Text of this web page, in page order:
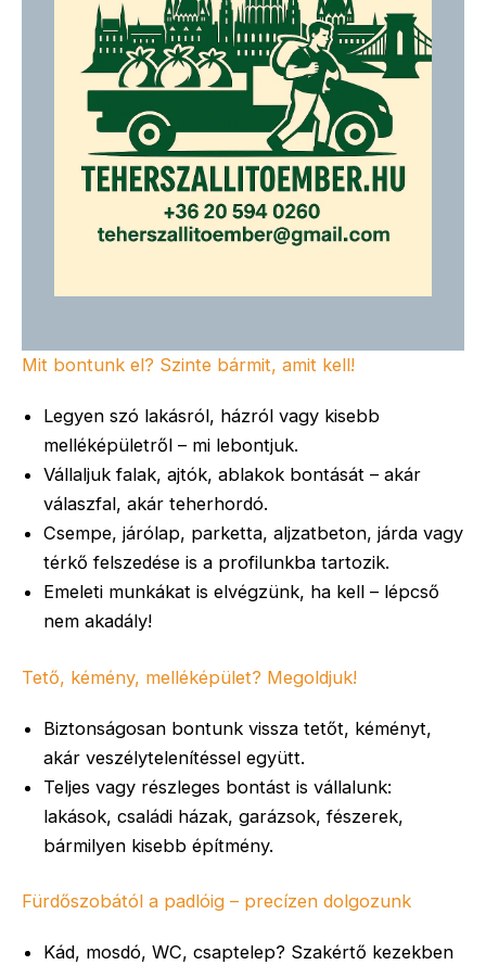
Mit bontunk el? Szinte bármit, amit kell!
Legyen szó lakásról, házról vagy kisebb
melléképületről – mi lebontjuk.
Vállaljuk falak, ajtók, ablakok bontását – akár
válaszfal, akár teherhordó.
Csempe, járólap, parketta, aljzatbeton, járda vagy
térkő felszedése is a profilunkba tartozik.
Emeleti munkákat is elvégzünk, ha kell – lépcső
nem akadály!
Tető, kémény, melléképület? Megoldjuk!
Biztonságosan bontunk vissza tetőt, kéményt,
akár veszélytelenítéssel együtt.
Teljes vagy részleges bontást is vállalunk:
lakások, családi házak, garázsok, fészerek,
bármilyen kisebb építmény.
Fürdőszobától a padlóig – precízen dolgozunk
Kád, mosdó, WC, csaptelep? Szakértő kezekben